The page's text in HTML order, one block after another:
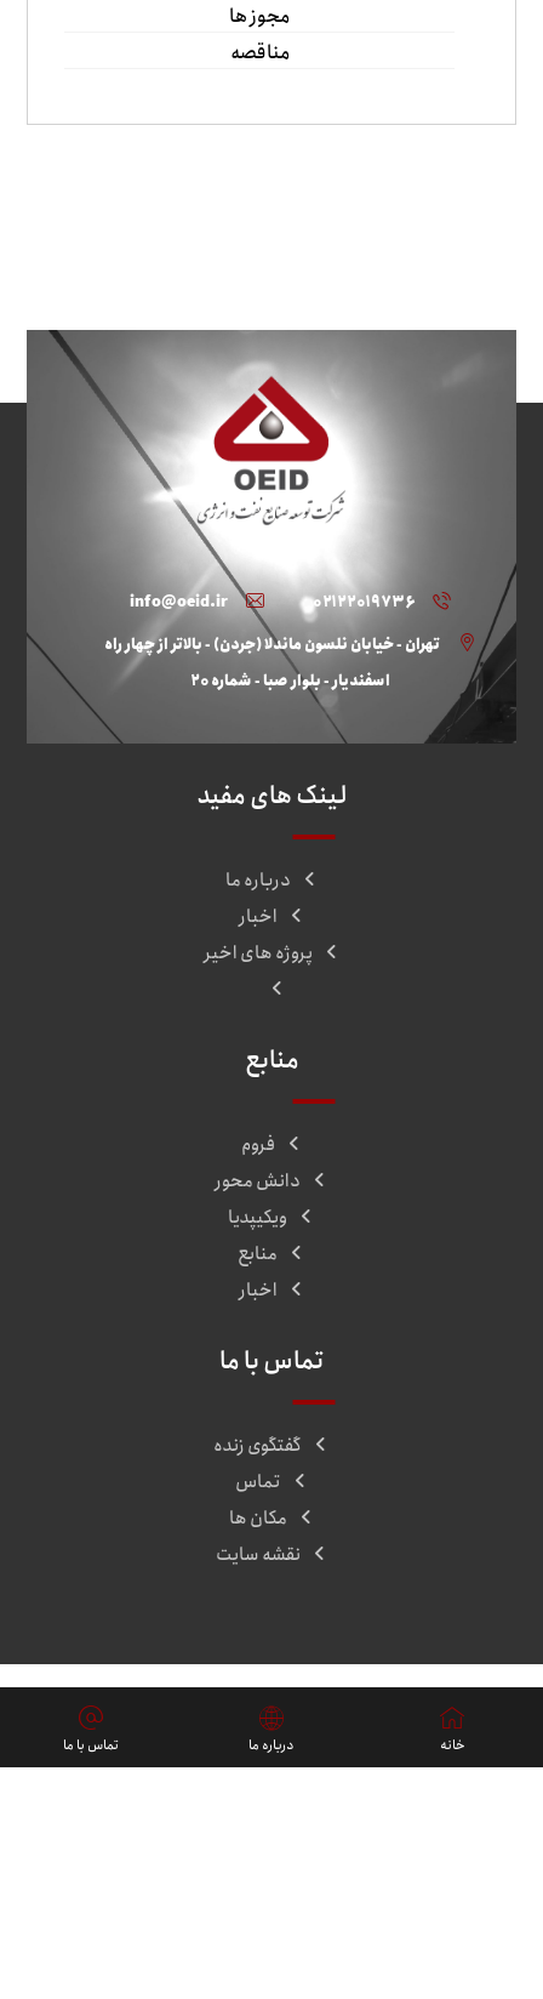
مجوز ها
مناقصه
۰۲۱۲۲۰۱۹۷۳۶
info@oeid.ir
تهران - خیابان نلسون ماندلا (جردن) - بالاتر از چهار راه
اسفندیار - بلوار صبا - شماره ۲۰
لینک های مفید
درباره ما
اخبار
پروژه های اخیر
منابع
فروم
دانش محور
ویکیپدیا
منابع
اخبار
تماس با ما
گفتگوی زنده
تماس
مکان ها
نقشه سایت
پروژه ها
خانه درباره ما تماس با ما